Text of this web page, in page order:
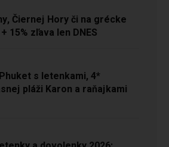
Čiernej Hory či na grécke
15% zľava len DNES
s letenkami, 4*
pláži Karon a raňajkami